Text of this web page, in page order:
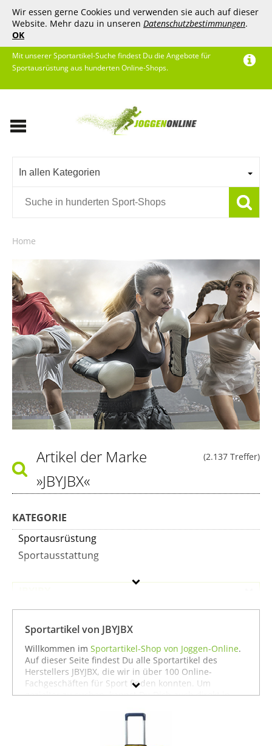
Wir essen gerne Cookies und verwenden sie auch auf dieser
Website. Mehr dazu in unseren Datenschutzbestimmungen.
OK
Mit unserer Sportartikel-Suche findest Du die Angebote für
Sportausrüstung aus hunderten Online-Shops.
In allen Kategorien
Home
(2.137 Treffer)
Artikel der Marke
»JBYJBX«
KATEGORIE
Sportausrüstung
Sportausstattung
Preis
Farbe
Sportartikel von JBYJBX
Willkommen im Sportartikel-Shop von Joggen-Online.
Auf dieser Seite findest Du alle Sportartikel des
Herstellers JBYJBX, die wir in über 100 Online-
Fachgeschäften für Sport finden konnten. Um
gezielter zu suchen, kannst Du Dich auch direkt in
umschauen. Dort findest Du zum Beispiel alle
JBYJBX für die Sportart Sportausrüstung